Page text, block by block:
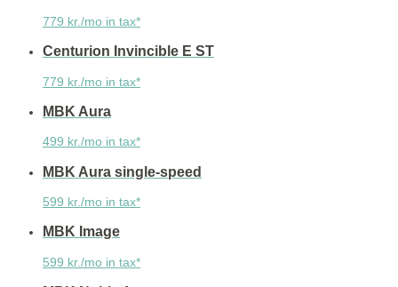
779 kr./mo in tax*
Centurion Invincible E ST
779 kr./mo in tax*
MBK Aura
499 kr./mo in tax*
MBK Aura single-speed
599 kr./mo in tax*
MBK Image
599 kr./mo in tax*